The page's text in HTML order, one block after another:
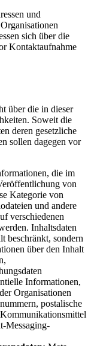
und
sich über die
Kontaktaufnahme
über die in dieser
Soweit die
deren gesetzliche
sollen dagegen vor
die im
von
Kategorie von
und andere
verschiedenen
Inhaltsdaten
beschränkt, sondern
über den Inhalt
Informationen,
Organisationen
postalische
Messaging-